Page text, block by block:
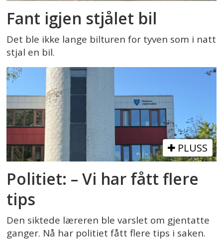
Fant igjen stjålet bil
Det ble ikke lange bilturen for tyven som i natt
stjal en bil.
PLUSS
Politiet: – Vi har fått flere
tips
Den siktede læreren ble varslet om gjentatte
ganger. Nå har politiet fått flere tips i saken.